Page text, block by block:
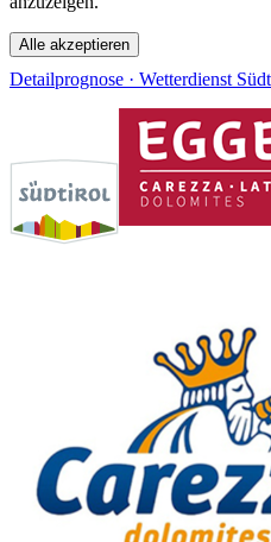
Alle akzeptieren
Detailprognose · Wetterdienst